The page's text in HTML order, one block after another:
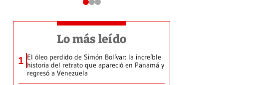
Lo más leído
1 El óleo perdido de Simón Bolívar: la increíble
historia del retrato que apareció en Panamá y
regresó a Venezuela